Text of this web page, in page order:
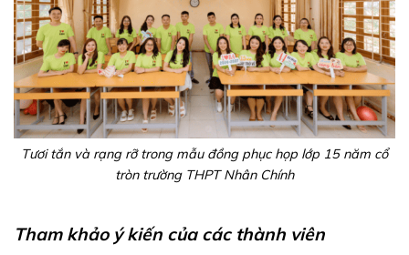
Tươi tắn và rạng rỡ trong mẫu đồng phục họp lớp 15 năm cổ
tròn trường THPT Nhân Chính
Tham khảo ý kiến của các thành viên